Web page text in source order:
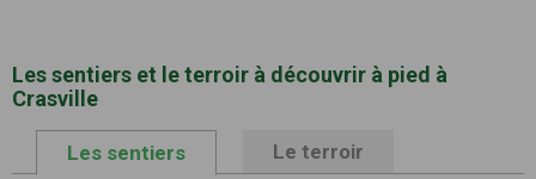
Les sentiers et le terroir à découvrir à pied à
Crasville
Les sentiers Le terroir